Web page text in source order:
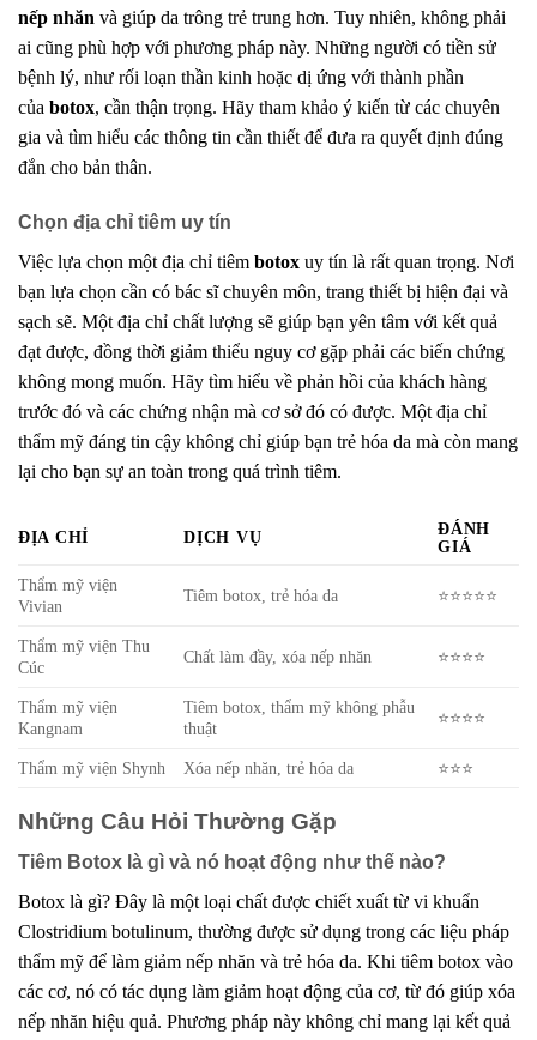
nếp nhăn và giúp da trông trẻ trung hơn. Tuy nhiên, không phải
ai cũng phù hợp với phương pháp này. Những người có tiền sử
bệnh lý, như rối loạn thần kinh hoặc dị ứng với thành phần
của botox, cần thận trọng. Hãy tham khảo ý kiến từ các chuyên
gia và tìm hiểu các thông tin cần thiết để đưa ra quyết định đúng
đắn cho bản thân.
Chọn địa chỉ tiêm uy tín
Việc lựa chọn một địa chỉ tiêm botox uy tín là rất quan trọng. Nơi
bạn lựa chọn cần có bác sĩ chuyên môn, trang thiết bị hiện đại và
sạch sẽ. Một địa chỉ chất lượng sẽ giúp bạn yên tâm với kết quả
đạt được, đồng thời giảm thiểu nguy cơ gặp phải các biến chứng
không mong muốn. Hãy tìm hiểu về phản hồi của khách hàng
trước đó và các chứng nhận mà cơ sở đó có được. Một địa chỉ
thẩm mỹ đáng tin cậy không chỉ giúp bạn trẻ hóa da mà còn mang
lại cho bạn sự an toàn trong quá trình tiêm.
ĐỊA CHỈ DỊCH VỤ
ĐÁNH
GIÁ
Thẩm mỹ viện
Vivian
Tiêm botox, trẻ hóa da ⭐⭐⭐⭐⭐
Thẩm mỹ viện Thu
Cúc
Chất làm đầy, xóa nếp nhăn ⭐⭐⭐⭐
Thẩm mỹ viện
Kangnam
Tiêm botox, thẩm mỹ không phẫu
thuật
⭐⭐⭐⭐
Thẩm mỹ viện Shynh Xóa nếp nhăn, trẻ hóa da ⭐⭐⭐
Những Câu Hỏi Thường Gặp
Tiêm Botox là gì và nó hoạt động như thế nào?
Botox là gì? Đây là một loại chất được chiết xuất từ vi khuẩn
Clostridium botulinum, thường được sử dụng trong các liệu pháp
thẩm mỹ để làm giảm nếp nhăn và trẻ hóa da. Khi tiêm botox vào
các cơ, nó có tác dụng làm giảm hoạt động của cơ, từ đó giúp xóa
nếp nhăn hiệu quả. Phương pháp này không chỉ mang lại kết quả